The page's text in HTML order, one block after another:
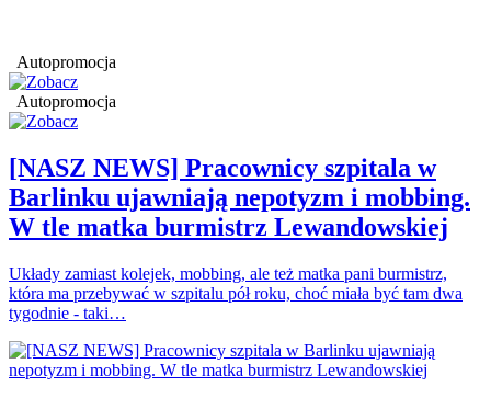
Autopromocja
Autopromocja
[NASZ NEWS] Pracownicy szpitala w
Barlinku ujawniają nepotyzm i mobbing.
W tle matka burmistrz Lewandowskiej
Układy zamiast kolejek, mobbing, ale też matka pani burmistrz,
która ma przebywać w szpitalu pół roku, choć miała być tam dwa
tygodnie - taki…